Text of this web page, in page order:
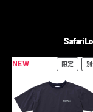
Safari
NEW 限定